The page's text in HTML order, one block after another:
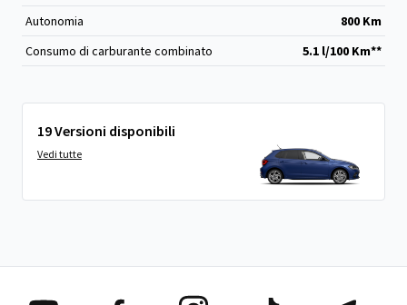
Autonomia
800 Km
Consumo di carburante combinato
5.1 l/100 Km**
19 Versioni disponibili
Vedi tutte